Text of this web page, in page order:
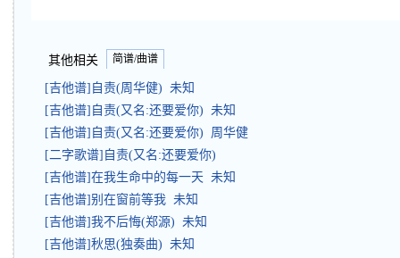
其他相关 简谱/曲谱
[吉他谱]自责(周华健) 未知
[吉他谱]自责(又名:还要爱你) 未知
[吉他谱]自责(又名:还要爱你) 周华健
[二字歌谱]自责(又名:还要爱你)
[吉他谱]在我生命中的每一天 未知
[吉他谱]别在窗前等我 未知
[吉他谱]我不后悔(郑源) 未知
[吉他谱]秋思(独奏曲) 未知